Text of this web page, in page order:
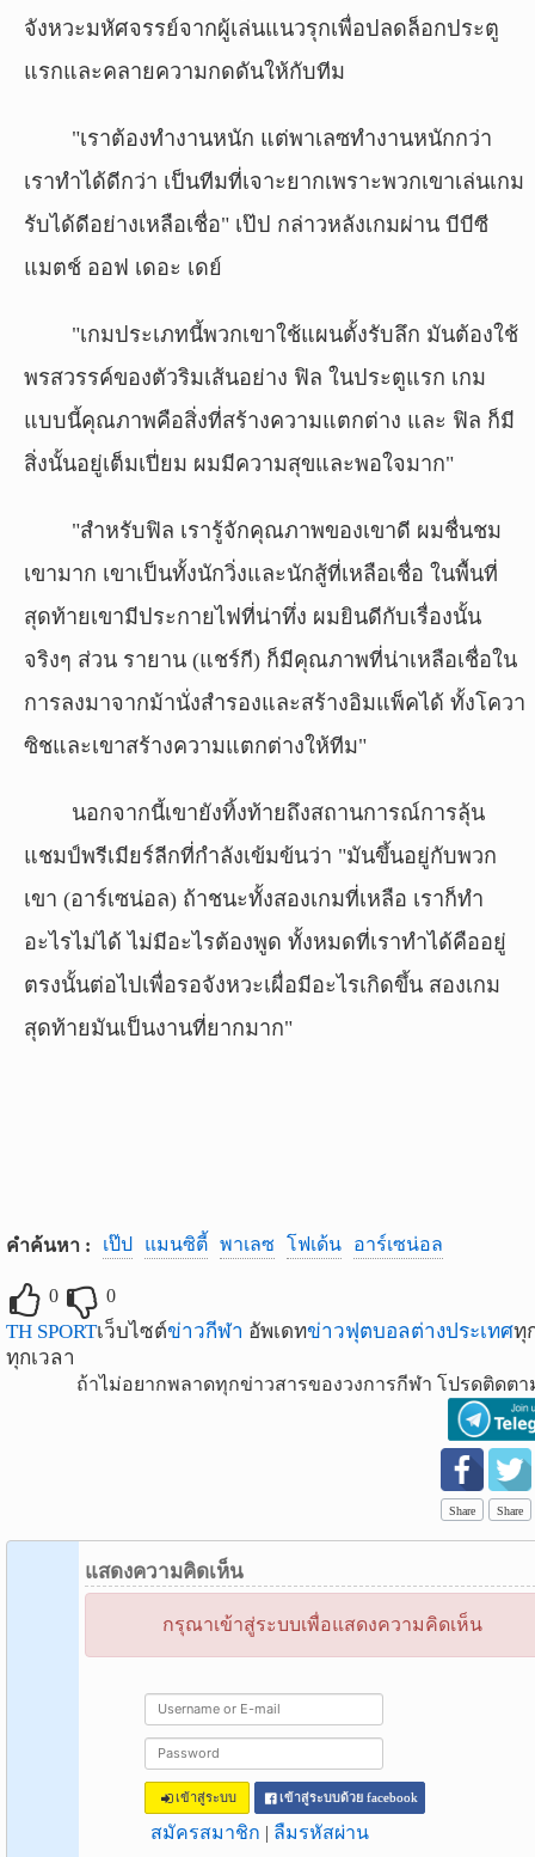
จังหวะมหัศจรรย์จากผู้เล่นแนวรุกเพื่อปลดล็อกประตู
แรกและคลายความกดดันให้กับทีม
"เราต้องทำงานหนัก แต่พาเลซทำงานหนักกว่า
เราทำได้ดีกว่า เป็นทีมที่เจาะยากเพราะพวกเขาเล่นเกม
รับได้ดีอย่างเหลือเชื่อ" เป๊ป กล่าวหลังเกมผ่าน บีบีซี
แมตช์ ออฟ เดอะ เดย์
"เกมประเภทนี้พวกเขาใช้แผนตั้งรับลึก มันต้องใช้
พรสวรรค์ของตัวริมเส้นอย่าง ฟิล ในประตูแรก เกม
แบบนี้คุณภาพคือสิ่งที่สร้างความแตกต่าง และ ฟิล ก็มี
สิ่งนั้นอยู่เต็มเปี่ยม ผมมีความสุขและพอใจมาก"
"สำหรับฟิล เรารู้จักคุณภาพของเขาดี ผมชื่นชม
เขามาก เขาเป็นทั้งนักวิ่งและนักสู้ที่เหลือเชื่อ ในพื้นที่
สุดท้ายเขามีประกายไฟที่น่าทึ่ง ผมยินดีกับเรื่องนั้น
จริงๆ ส่วน รายาน (แชร์กี) ก็มีคุณภาพที่น่าเหลือเชื่อใน
การลงมาจากม้านั่งสำรองและสร้างอิมแพ็คได้ ทั้งโควา
ซิชและเขาสร้างความแตกต่างให้ทีม"
นอกจากนี้เขายังทิ้งท้ายถึงสถานการณ์การลุ้น
แชมป์พรีเมียร์ลีกที่กำลังเข้มข้นว่า "มันขึ้นอยู่กับพวก
เขา (อาร์เซน่อล) ถ้าชนะทั้งสองเกมที่เหลือ เราก็ทำ
อะไรไม่ได้ ไม่มีอะไรต้องพูด ทั้งหมดที่เราทำได้คืออยู่
ตรงนั้นต่อไปเพื่อรอจังหวะเผื่อมีอะไรเกิดขึ้น สองเกม
สุดท้ายมันเป็นงานที่ยากมาก"
คำค้นหา : เป๊ป แมนซิตี้ พาเลซ โฟเด้น อาร์เซน่อล
0 0
TH SPORTเว็บไซต์ข่าวกีฬา อัพเดทข่าวฟุตบอลต่างประเทศทุ
ทุกเวลา
ถ้าไม่อยากพลาดทุกข่าวสารของวงการกีฬา โปรดติดตา
Share Share
แสดงความคิดเห็น
กรุณาเข้าสู่ระบบเพื่อแสดงความคิดเห็น
เข้าสู่ระบบ เข้าสู่ระบบด้วย facebook
สมัครสมาชิก | ลืมรหัสผ่าน